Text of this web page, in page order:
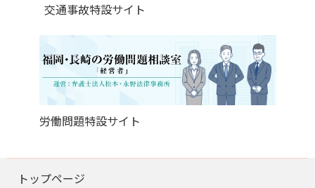
交通事故特設サイト
労働問題特設サイト
トップページ